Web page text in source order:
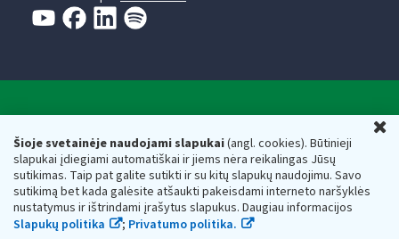
Šioje svetainėje naudojami slapukai(angl. cookies). Būtinieji
slapukai įdiegiami automatiškai ir jiems nėra reikalingas Jūsų
sutikimas. Taip pat galite sutikti ir su kitų slapukų naudojimu. Savo
sutikimą bet kada galėsite atšaukti pakeisdami interneto naršyklės
nustatymus ir ištrindami įrašytus slapukus. Daugiau informacijos
Slapukų politika
; Privatumo politika.
Respublikos finansų ministerijos
Biudžetinė įstaiga. Juridinio asmens kodas — 188659752,
adresas: Vasario 16-osios g. 14, 01107 Vilnius, Lietuva, el.paštas:
vmi@vmi.lt, E. pristatymo dėžutės adresas 188659752
Duomenys apie Valstybinę mokesčių inspekciją prie Lietuvos
Respublikos finansų ministerijos kaupiami ir saugomi Juridinių